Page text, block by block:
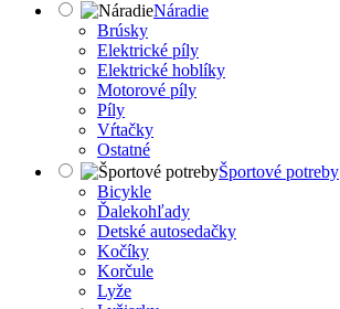
Náradie
Brúsky
Elektrické píly
Elektrické hoblíky
Motorové píly
Píly
Vŕtačky
Ostatné
Športové potreby
Bicykle
Ďalekohľady
Detské autosedačky
Kočíky
Korčule
Lyže